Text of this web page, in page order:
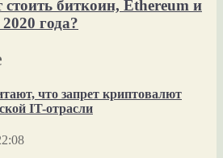
стоить биткоин, Ethereum и
года?
что запрет криптовалют
IT-отрасли